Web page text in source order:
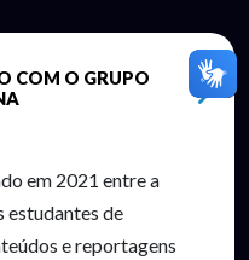
COM O GRUPO
em 2021 entre a
estudantes de
e reportagens